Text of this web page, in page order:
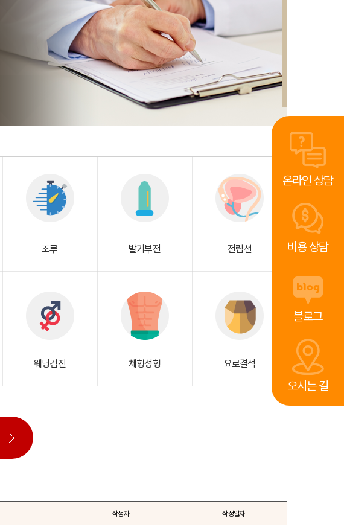
온라인 상담
비용 상담
블로그
오시는 길
조루 발기부전 전립선
웨딩검진 체형성형 요로결석
작성자 작성일자